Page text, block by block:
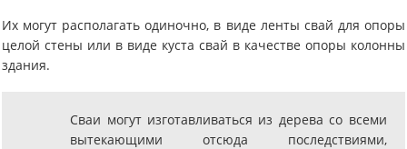
Их могут располагать одиночно, в виде ленты свай для опоры
целой стены или в виде куста свай в качестве опоры колонны
здания.
Сваи могут изготавливаться из дерева со всеми
вытекающими отсюда последствиями,